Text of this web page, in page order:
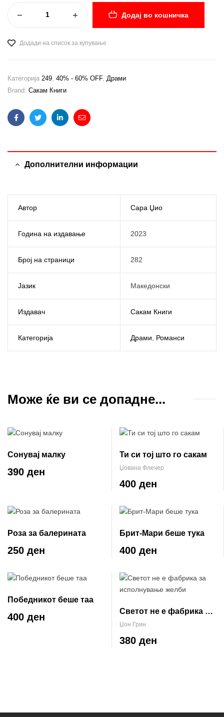
Додај во кошничка
Додади на список за купување
Категорија 249 40% - 60% OFF, Драми
Brand: Сакам Книги
FacebookTwitterLinkedinEmail
Дополнителни информации
Автор Сара Џио
Година на издавање 2023
Број на страници 282
Јазик Македонски
Издавач Сакам Книги
Категорија Драми Романси
Може ќе ви се допадне...
Сонувај малку
390 ден
Ти си тој што го сакам
Џована Флечер
400 ден
Роза за балерината
250 ден
Брит-Мари беше тука
400 ден
Победникот беше таа
400 ден
Светот не е фабрика за
исполнување желби
Џон Грин
380 ден